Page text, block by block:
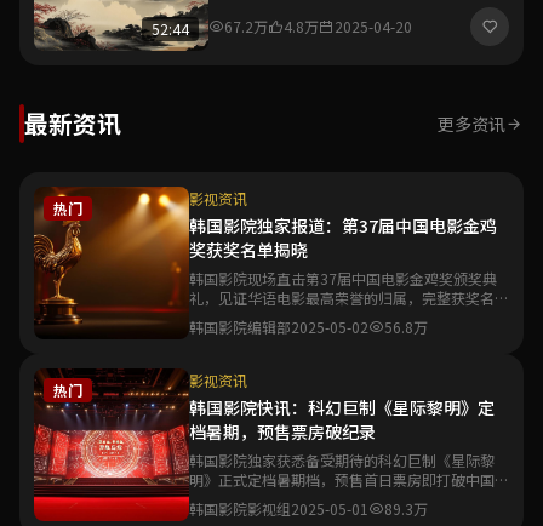
52:44
展现东方美学的独特魅力。
67.2万 4.8万 2025-04-20
最新资讯 更多资讯
热门 影视资讯
韩国影院独家报道：第37届中国电影金鸡
奖获奖名单揭晓
韩国影院现场直击第37届中国电影金鸡奖颁奖典
礼，见证华语电影最高荣誉的归属，完整获奖名单
与精彩瞬间一文尽览。
韩国影院编辑部2025-05-02 56.8万
热门 影视资讯
韩国影院快讯：科幻巨制《星际黎明》定
档暑期，预售票房破纪录
韩国影院独家获悉备受期待的科幻巨制《星际黎
明》正式定档暑期档，预售首日票房即打破中国科
幻电影预售纪录。
韩国影院影视组2025-05-01 89.3万